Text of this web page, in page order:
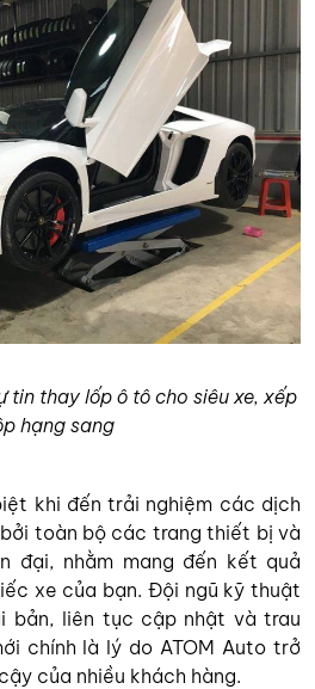
tin thay lốp ô tô cho siêu xe, xếp
hạng sang
khi đến trải nghiệm các dịch
toàn bộ các trang thiết bị và
đại, nhằm mang đến kết quả
xe của bạn. Đội ngũ kỹ thuật
bản, liên tục cập nhật và trau
chính là lý do ATOM Auto trở
của nhiều khách hàng.